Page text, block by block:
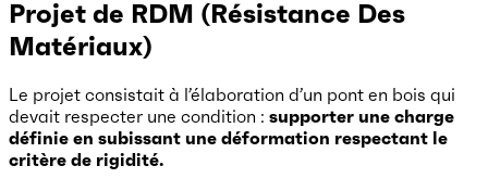
Projet de RDM (Résistance Des
Matériaux)
Le projet consistait à l’élaboration d’un pont en bois qui
devait respecter une condition : supporter une charge
définie en subissant une déformation respectant le
critère de rigidité.